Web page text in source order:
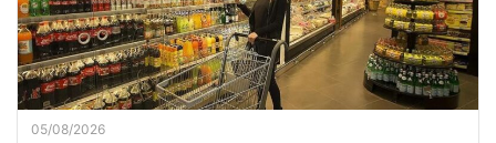
05/08/2026